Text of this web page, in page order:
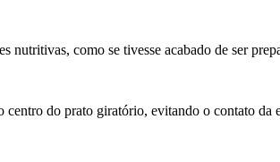
nutritivas, como se tivesse acabado de ser
do prato giratório, evitando o contato